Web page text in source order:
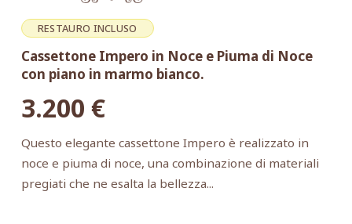
RESTAURO INCLUSO
Cassettone Impero in Noce e Piuma di Noce
con piano in marmo bianco.
3.200 €
Questo elegante cassettone Impero è realizzato in
noce e piuma di noce, una combinazione di materiali
pregiati che ne esalta la bellezza...